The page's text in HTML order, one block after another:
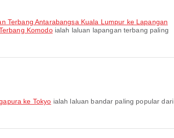
Terbang Antarabangsa Kuala Lumpur ke Lapangan
Komodoialah laluan lapangan terbang paling
ke Tokyo ialah laluan bandar paling popular dari